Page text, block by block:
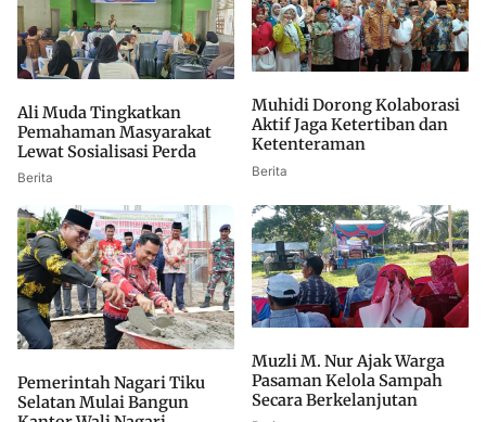
Ali Muda Tingkatkan
Pemahaman Masyarakat
Lewat Sosialisasi Perda
Berita
Muhidi Dorong Kolaborasi
Aktif Jaga Ketertiban dan
Ketenteraman
Berita
Pemerintah Nagari Tiku
Selatan Mulai Bangun
Muzli M. Nur Ajak Warga
Pasaman Kelola Sampah
Secara Berkelanjutan